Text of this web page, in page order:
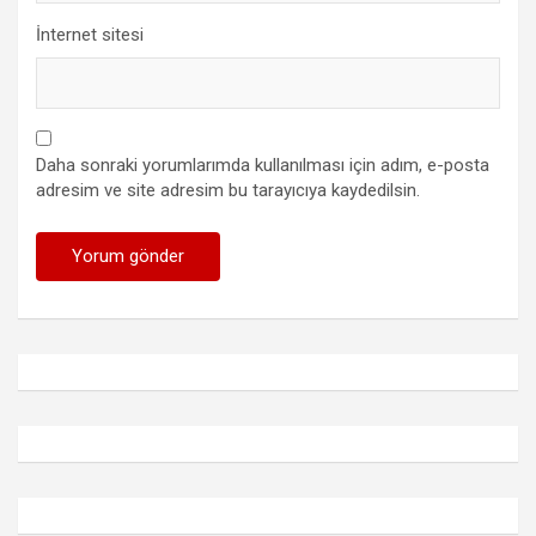
İnternet sitesi
Daha sonraki yorumlarımda kullanılması için adım, e-posta
adresim ve site adresim bu tarayıcıya kaydedilsin.